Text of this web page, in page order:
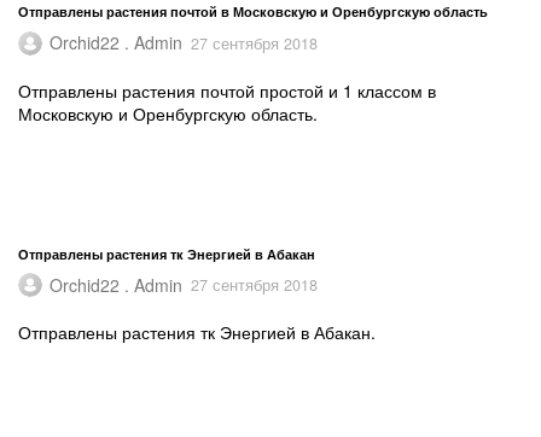
Отправлены растения почтой в Московскую и Оренбургскую область
Orchid22 . Admin 27 сентября 2018
Отправлены растения почтой простой и 1 классом в
Московскую и Оренбургскую область.
Отправлены растения тк Энергией в Абакан
Orchid22 . Admin 27 сентября 2018
Отправлены растения тк Энергией в Абакан.